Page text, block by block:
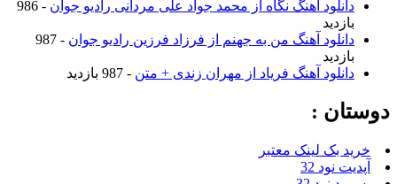
دانلود آهنگ نگاه از محمد جواد علی مردانی رادیو جوان
- 986
بازدید
دانلود آهنگ من به جهنم از فرزاد فرزین رادیو جوان
- 987
بازدید
دانلود آهنگ فریاد از مهران زندی + متن - 987 بازدید
دوستان :
خرید بک لینک معتبر
آپدیت نود 32